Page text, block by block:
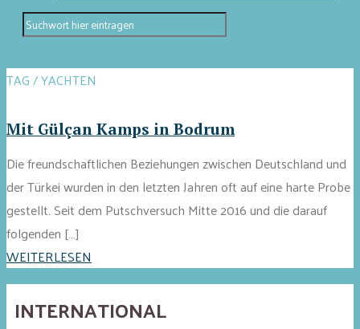
TAG / YACHTEN
Mit Gülçan Kamps in Bodrum
Die freundschaftlichen Beziehungen zwischen Deutschland und
der Türkei wurden in den letzten Jahren oft auf eine harte Probe
gestellt. Seit dem Putschversuch Mitte 2016 und die darauf
folgenden […]
WEITERLESEN
INTERNATIONAL